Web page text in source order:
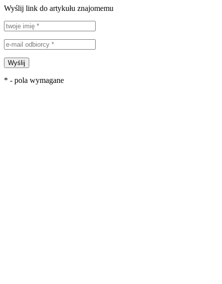
Wyślij link do artykułu znajomemu
Wyślij
* - pola wymagane